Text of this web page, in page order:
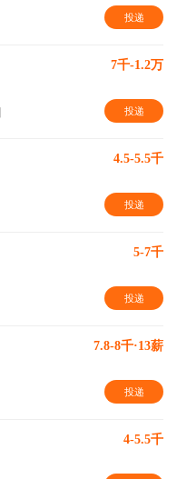
投递
7千-1.2万
投递
4.5-5.5千
投递
5-7千
投递
7.8-8千·13薪
投递
4-5.5千